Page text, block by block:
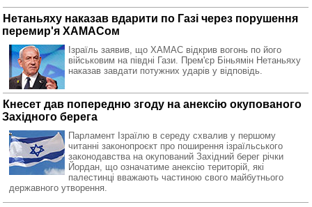
Нетаньяху наказав вдарити по Газі через порушення
перемир'я ХАМАСом
Ізраїль заявив, що ХАМАС відкрив вогонь по його
військовим на півдні Гази. Прем'єр Біньямін Нетаньяху
наказав завдати потужних ударів у відповідь.
Кнесет дав попередню згоду на анексію окупованого
Західного берега
Парламент Ізраїлю в середу схвалив у першому
читанні законопроєкт про поширення ізраїльського
законодавства на окупований Західний берег річки
Йордан, що означатиме анексію територій, які
палестинці вважають частиною свого майбутнього
державного утворення.